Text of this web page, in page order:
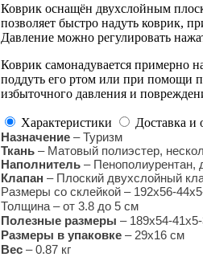
Коврик оснащён двухслойным
позволяет быстро надуть коврик,
Давление можно регулировать
Коврик самонадувается примерно
поддуть его ртом или при помощи
избыточного давления и
Характеристики Доставка и
Назначение – Туризм
Ткань – Матовый полиэстер,
Наполнитель – Пенополиурентан,
Клапан – Плоский двухслойный
Размеры со склейкой –192х56-
Толщина – от 3.8 до 5 см
Полезные размеры – 189х54-
Размеры в упаковке –29х16 см
Вес – 0.87 кг